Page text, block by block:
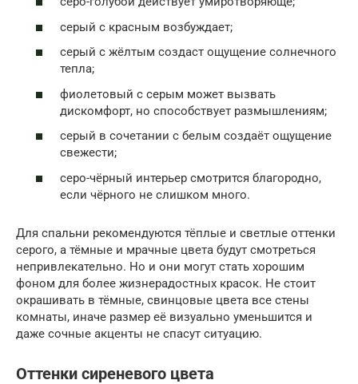
серый с красным возбуждает;
серый с жёлтым создаст ощущение солнечного
тепла;
фиолетовый с серым может вызвать
дискомфорт, но способствует размышлениям;
серый в сочетании с белым создаёт ощущение
свежести;
серо-чёрный интерьер смотрится благородно,
если чёрного не слишком много.
Для спальни рекомендуются тёплые и светлые оттенки
серого, а тёмные и мрачные цвета будут смотреться
непривлекательно. Но и они могут стать хорошим
фоном для более жизнерадостных красок. Не стоит
окрашивать в тёмные, свинцовые цвета все стены
комнаты, иначе размер её визуально уменьшится и
даже сочные акценты не спасут ситуацию.
Оттенки сиреневого цвета